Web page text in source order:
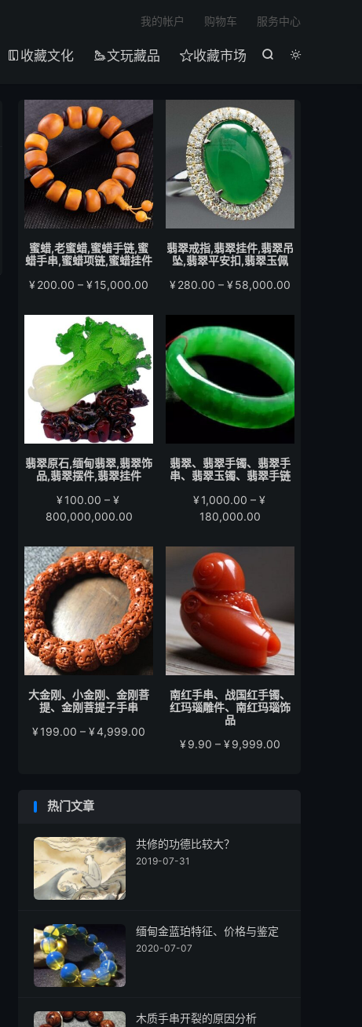


 收藏文化 文玩藏品 收藏市场
我的帐户 购物车 服务中心
蜜蜡,老蜜蜡,蜜蜡手链,蜜
蜡手串,蜜蜡项链,蜜蜡挂件
¥200.00 – ¥15,000.00
范
¥200.00
至
¥15,000.00
翡翠戒指,翡翠挂件,翡翠吊
坠,翡翠平安扣,翡翠玉佩
¥280.00 – ¥58,000.00
范
至
¥58,000.00
翡翠原石,缅甸翡翠,翡翠饰
品,翡翠摆件,翡翠挂件
¥100.00 – ¥
800,000,000.00价
范
围：
¥100.00
至
¥800,000,000.00
翡翠、翡翠手镯、翡翠手
串、翡翠玉镯、翡翠手链
¥1,000.00 – ¥
180,000.00
范
¥180,000.00
大金刚、小金刚、金刚菩
提、金刚菩提子手串
¥199.00 – ¥4,999.00
南红手串、战国红手镯、
红玛瑙雕件、南红玛瑙饰
品
¥9.90 – ¥9,999.00
热门文章
共修的功德比较大？
2019-07-31
缅甸金蓝珀特征、价格与鉴定
2020-07-07
木质手串开裂的原因分析